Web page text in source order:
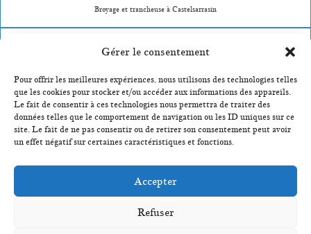
Gérer le consentement
Pour offrir les meilleures expériences, nous utilisons des technologies telles
que les cookies pour stocker et/ou accéder aux informations des appareils.
Le fait de consentir à ces technologies nous permettra de traiter des
données telles que le comportement de navigation ou les ID uniques sur ce
site. Le fait de ne pas consentir ou de retirer son consentement peut avoir
un effet négatif sur certaines caractéristiques et fonctions.
Accepter
Refuser
Broyage et trancheuse à Castelsarrasin
Location de matériel btp à Durfort-Lacapelette
Terrassement à Durfort-Lacapelette
Assainissement à Durfort-Lacapelette
Broyage et trancheuse à Durfort-Lacapelette
Terrassement à Montauban
Broyage et trancheuse à Montauban